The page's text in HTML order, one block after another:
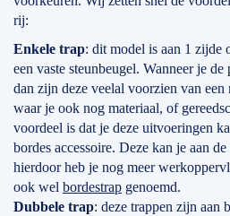
rij:
Enkele trap: dit model is aan 1 zijde
een vaste steunbeugel. Wanneer je
dan zijn deze veelal voorzien van
waar je ook nog materiaal, of
voordeel is dat je deze uitvoeringen
bordes accessoire. Deze kan je aan
hierdoor heb je nog meer
ook wel bordestrap genoemd.
Dubbele trap: deze trappen zijn aan